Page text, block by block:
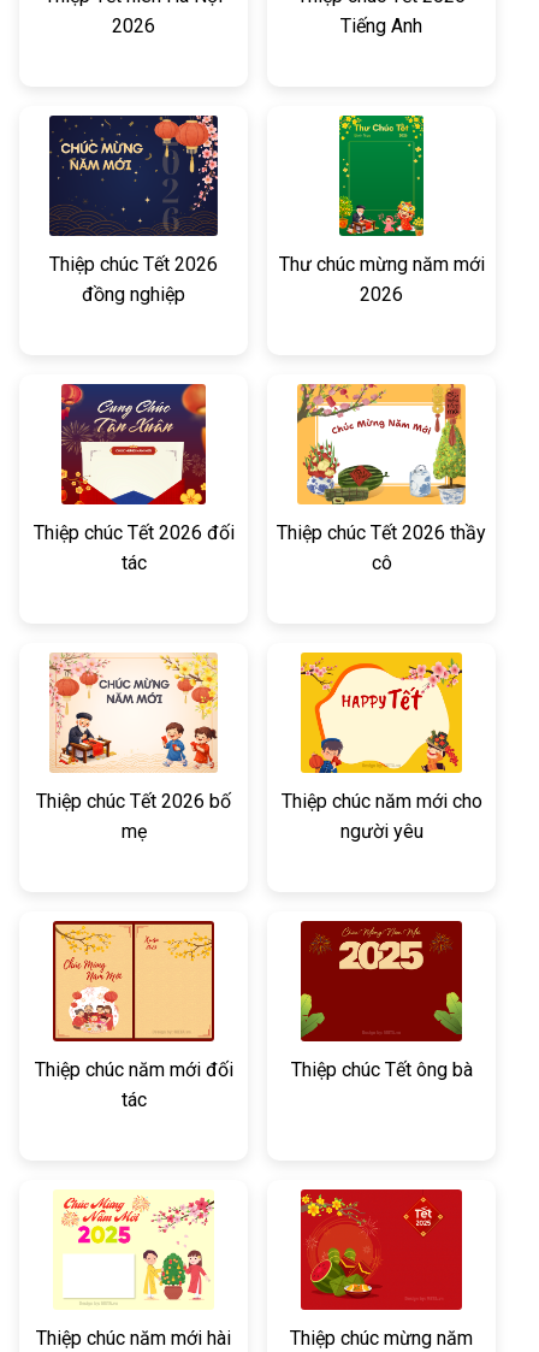
2026
Tiếng Anh
Thiệp chúc Tết 2026
đồng nghiệp
Thư chúc mừng năm mới
2026
Thiệp chúc Tết 2026 đối
tác
Thiệp chúc Tết 2026 thầy
cô
Thiệp chúc Tết 2026 bố
mẹ
Thiệp chúc năm mới cho
người yêu
Thiệp chúc năm mới đối
tác
Thiệp chúc Tết ông bà
Thiệp chúc năm mới hài Thiệp chúc mừng năm